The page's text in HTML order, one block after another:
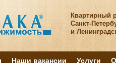
Квартирный
Санкт-
и
Наши вакансии Услуги